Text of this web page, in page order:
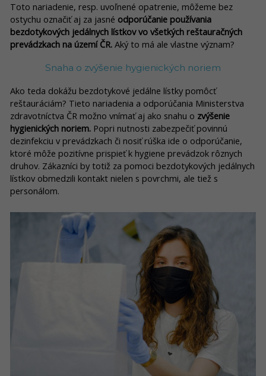
Toto nariadenie, resp. uvoľnené opatrenie, môžeme bez
ostychu označiť aj za jasné odporúčanie používania
bezdotykových jedálnych lístkov vo všetkých reštauračných
prevádzkach na území ČR. Aký to má ale vlastne význam?
Snaha o zvýšenie hygienických noriem
Ako teda dokážu bezdotykové jedálne lístky pomôcť
reštauráciám? Tieto nariadenia a odporúčania Ministerstva
zdravotníctva ČR možno vnímať aj ako snahu o zvýšenie
hygienických noriem. Popri nutnosti zabezpečiť povinnú
dezinfekciu v prevádzkach či nosiť rúška ide o odporúčanie,
ktoré môže pozitívne prispieť k hygiene prevádzok rôznych
druhov. Zákazníci by totiž za pomoci bezdotykových jedálnych
lístkov obmedzili kontakt nielen s povrchmi, ale tiež s
personálom.